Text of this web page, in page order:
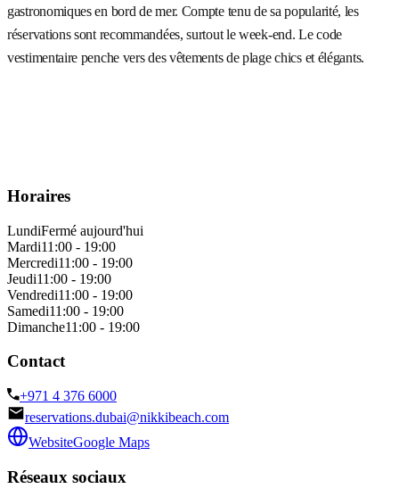
gastronomiques en bord de mer. Compte tenu de sa popularité, les
réservations sont recommandées, surtout le week-end. Le code
vestimentaire penche vers des vêtements de plage chics et élégants.
Horaires
LundiFermé aujourd'hui
Mardi11:00 - 19:00
Mercredi11:00 - 19:00
Jeudi11:00 - 19:00
Vendredi11:00 - 19:00
Samedi11:00 - 19:00
Dimanche11:00 - 19:00
Contact
+971 4 376 6000
reservations.dubai@nikkibeach.com
WebsiteGoogle Maps
Réseaux sociaux